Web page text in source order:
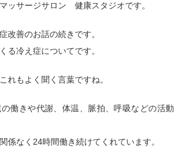
ッサージサロン 健康スタジオです。
改善のお話の続きです。
る冷え症についてです。
れもよく聞く言葉ですね。
働きや代謝、体温、脈拍、呼吸などの活動
係なく24時間働き続けてくれています。